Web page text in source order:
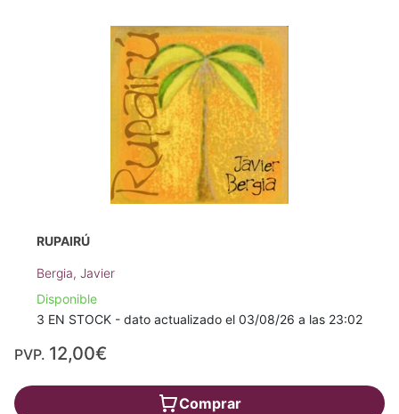
RUPAIRÚ
Bergia, Javier
Disponible
3 EN STOCK - dato actualizado el 03/08/26 a las 23:02
PVP. 12,00€
Comprar